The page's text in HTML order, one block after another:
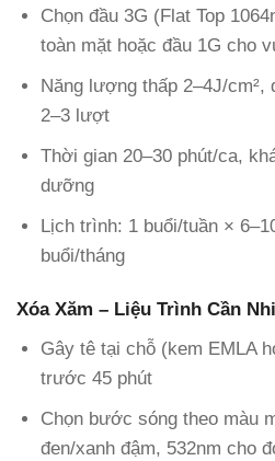
Chọn đầu 3G (Flat Top
toàn mặt hoặc đầu 1G cho
Năng lượng thấp 2–4J/cm²,
2–3 lượt
Thời gian 20–30 phút/ca,
dưỡng
Lịch trình: 1 buổi/tuần ×
buổi/tháng
Xóa Xăm – Liệu Trình Cần
Gây tê tại chỗ (kem EMLA
trước 45 phút
Chọn bước sóng theo màu
đen/xanh đậm, 532nm cho